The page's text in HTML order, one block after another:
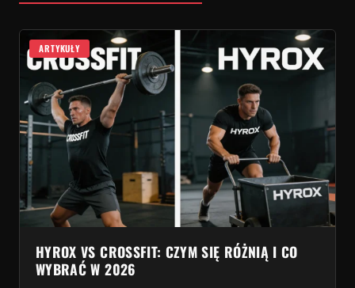
ARTYKUŁY
HYROX VS CROSSFIT: CZYM SIĘ RÓŻNIĄ I CO
WYBRAĆ W 2026